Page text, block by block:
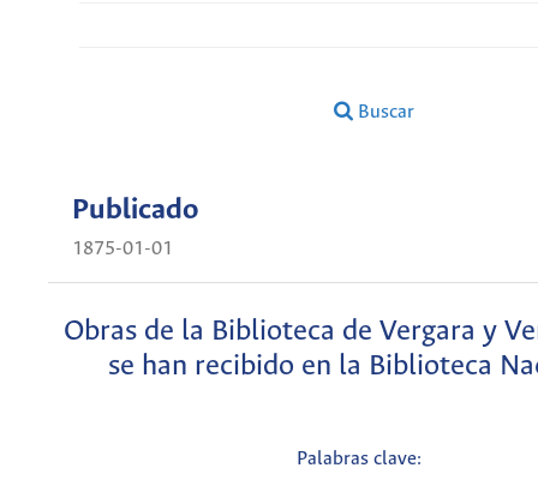
Buscar
Publicado
1875-01-01
Obras de la Biblioteca de Vergara y
se han recibido en la Biblioteca
Palabras clave: